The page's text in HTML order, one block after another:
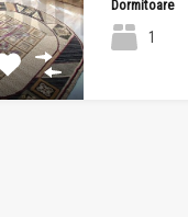
Dormitoare
1